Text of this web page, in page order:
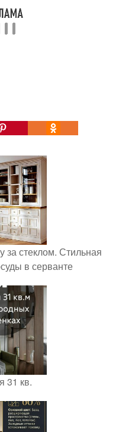
за стеклом. Стильная
в серванте
31 кв.